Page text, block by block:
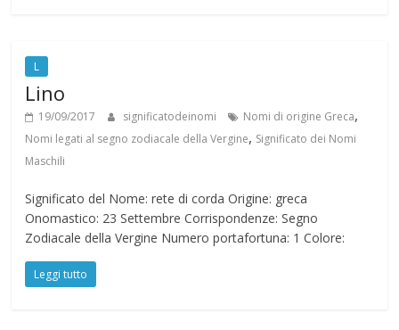
L
Lino
19/09/2017 significatodeinomi Nomi di origine Greca,
Nomi legati al segno zodiacale della Vergine, Significato dei Nomi
Maschili
Significato del Nome: rete di corda Origine: greca
Onomastico: 23 Settembre Corrispondenze: Segno
Zodiacale della Vergine Numero portafortuna: 1 Colore:
Leggi tutto